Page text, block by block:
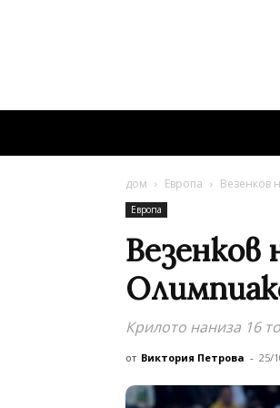
дом Европа Везенков
Европа
Везенков
Крилото наниза 16
от Виктория Петрова - 25/